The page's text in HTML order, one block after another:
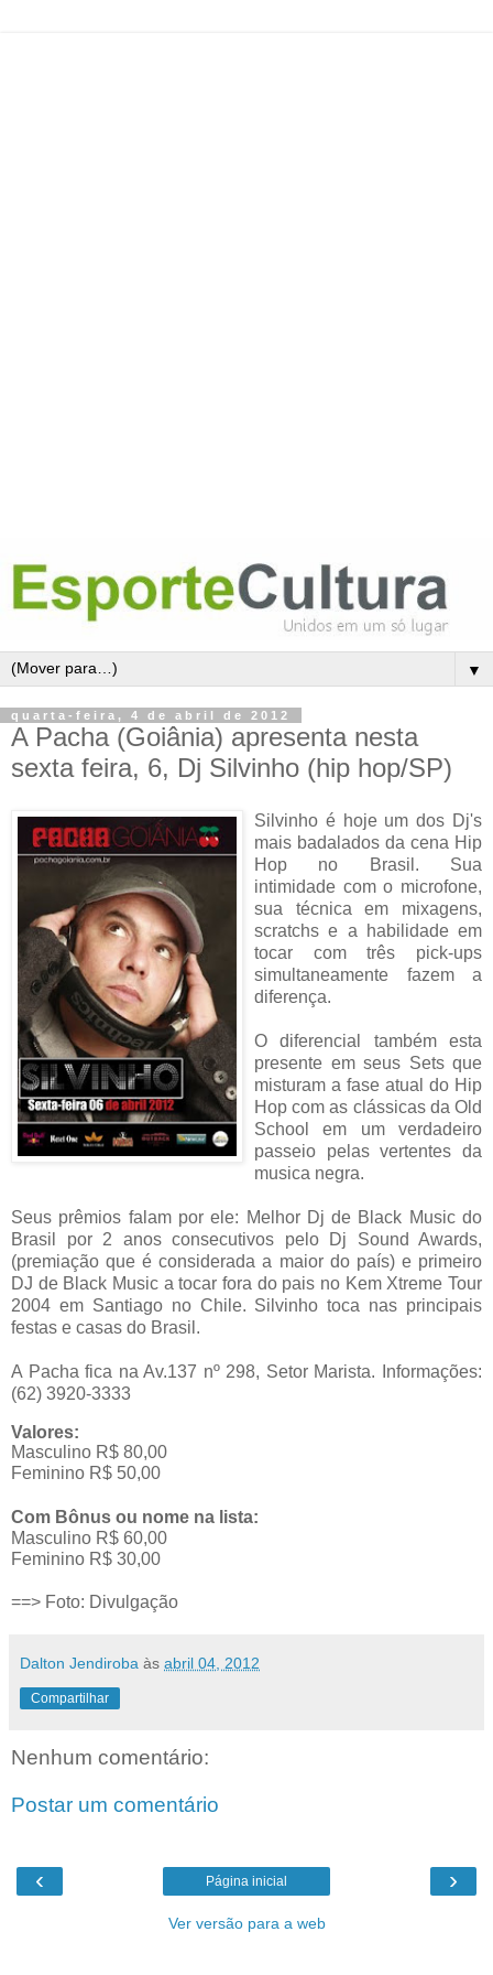
▼
quarta-feira, 4 de abril de 2012
A Pacha (Goiânia) apresenta nesta
sexta feira, 6, Dj Silvinho (hip hop/SP)
Silvinho é hoje um dos Dj's
mais badalados da cena Hip
Hop no Brasil. Sua
intimidade com o microfone,
sua técnica em mixagens,
scratchs e a habilidade em
tocar com três pick-ups
simultaneamente fazem a
diferença.
O diferencial também esta
presente em seus Sets que
misturam a fase atual do Hip
Hop com as clássicas da Old
School em um verdadeiro
passeio pelas vertentes da
musica negra.
Seus prêmios falam por ele: Melhor Dj de Black Music do
Brasil por 2 anos consecutivos pelo Dj Sound Awards,
(premiação que é considerada a maior do país) e primeiro
DJ de Black Music a tocar fora do pais no Kem Xtreme Tour
2004 em Santiago no Chile. Silvinho toca nas principais
festas e casas do Brasil.
A Pacha fica na Av.137 nº 298, Setor Marista. Informações:
(62) 3920-3333
Valores:
Masculino R$ 80,00
Feminino R$ 50,00
Com Bônus ou nome na lista:
Masculino R$ 60,00
Feminino R$ 30,00
==> Foto: Divulgação
Dalton Jendiroba às abril 04, 2012
Compartilhar
Nenhum comentário:
Postar um comentário
‹ ›
Página inicial
Ver versão para a web